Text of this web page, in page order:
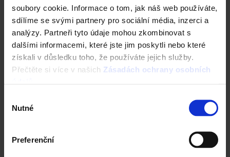
soubory cookie. Informace o tom, jak náš web používáte,
sdílíme se svými partnery pro sociální média, inzerci a
analýzy. Partneři tyto údaje mohou zkombinovat s
dalšími informacemi, které jste jim poskytli nebo které
získali v důsledku toho, že používáte jejich služby.
Přečtěte si více v našich Zásadách ochrany osobních
souhlasu
Nutné
Preferenční
Pro média